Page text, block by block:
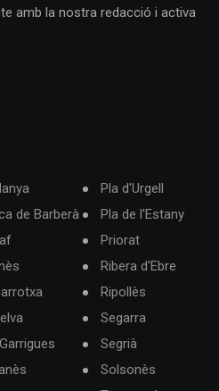
amb la nostra redacció i activa
de Barberà
Pla d'Urgell
Pla de l'Estany
Priorat
Ribera d'Ebre
Ripollès
Segarra
Segrià
Solsonès